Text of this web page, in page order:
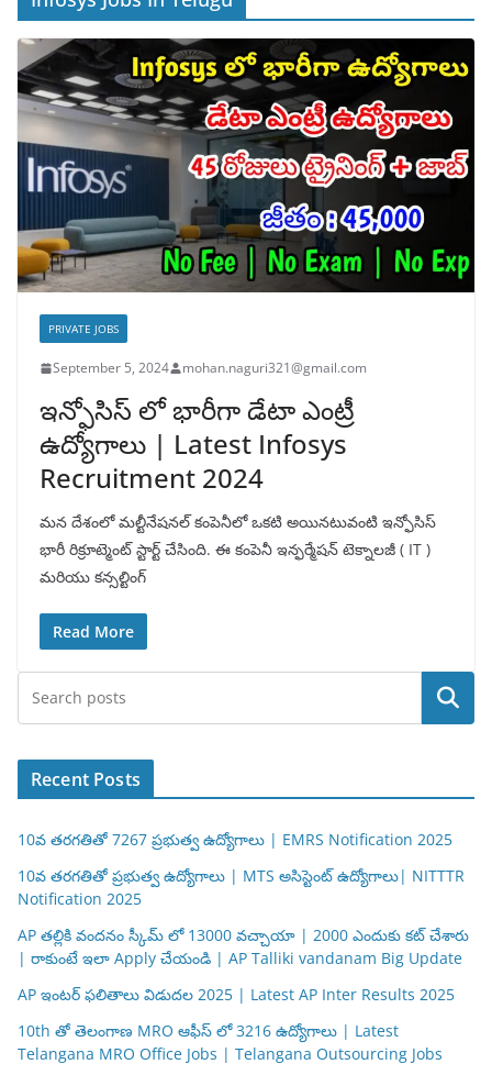
PRIVATE JOBS
September 5, 2024 mohan.naguri321@gmail.com
ఇన్ఫోసిస్ లో భారీగా డేటా ఎంట్రీ
ఉద్యోగాలు | Latest Infosys
Recruitment 2024
మన దేశంలో మల్టీనేషనల్ కంపెనీలో ఒకటి అయినటువంటి ఇన్ఫోసిస్
భారీ రిక్రూట్మెంట్ స్టార్ట్ చేసింది. ఈ కంపెనీ ఇన్ఫర్మేషన్ టెక్నాలజీ ( IT )
మరియు కన్సల్టింగ్
Read More
Search
Recent Posts
10వ తరగతితో 7267 ప్రభుత్వ ఉద్యోగాలు | EMRS Notification 2025
10వ తరగతితో ప్రభుత్వ ఉద్యోగాలు | MTS అసిస్టెంట్ ఉద్యోగాలు| NITTTR
Notification 2025
AP తల్లికి వందనం స్కీమ్ లో 13000 వచ్చాయా | 2000 ఎందుకు కట్ చేశారు
| రాకుంటే ఇలా Apply చేయండి | AP Talliki vandanam Big Update
AP ఇంటర్ ఫలితాలు విడుదల 2025 | Latest AP Inter Results 2025
10th తో తెలంగాణ MRO ఆఫీస్ లో 3216 ఉద్యోగాలు | Latest
Telangana MRO Office Jobs | Telangana Outsourcing Jobs